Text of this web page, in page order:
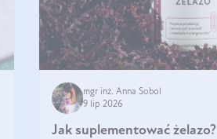
mgr inż. Anna Sobol
9 lip 2026
Jak suplementować żelazo?